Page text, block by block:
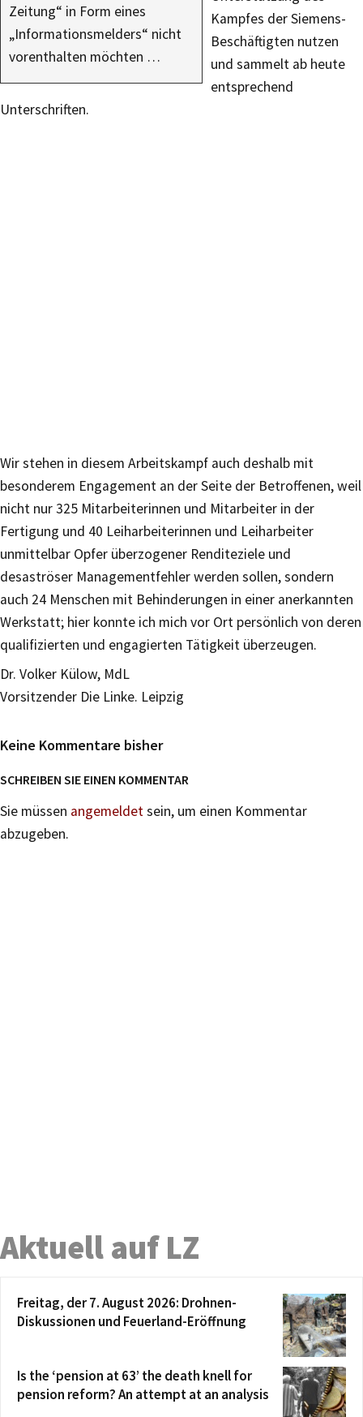
Zeitung“ in Form eines
„Informationsmelders“ nicht
vorenthalten möchten …
Kampfes der Siemens-
Beschäftigten nutzen
und sammelt ab heute
entsprechend
Unterschriften.
Wir stehen in diesem Arbeitskampf auch deshalb mit
besonderem Engagement an der Seite der Betroffenen, weil
nicht nur 325 Mitarbeiterinnen und Mitarbeiter in der
Fertigung und 40 Leiharbeiterinnen und Leiharbeiter
unmittelbar Opfer überzogener Renditeziele und
desaströser Managementfehler werden sollen, sondern
auch 24 Menschen mit Behinderungen in einer anerkannten
Werkstatt; hier konnte ich mich vor Ort persönlich von deren
qualifizierten und engagierten Tätigkeit überzeugen.
Dr. Volker Külow, MdL
Vorsitzender Die Linke. Leipzig
Keine Kommentare bisher
SCHREIBEN SIE EINEN KOMMENTAR
Sie müssen angemeldetsein, um einen Kommentar
abzugeben.
Aktuell auf LZ
Freitag, der 7. August 2026: Drohnen-
Diskussionen und Feuerland-Eröffnung
Is the ‘pension at 63’ the death knell for
pension reform? An attempt at an analysis